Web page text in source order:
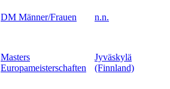
DM Männer/Frauen n.n.
Masters
Europameisterschaften
Jyväskylä
(Finnland)